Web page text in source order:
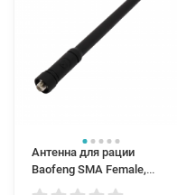
Антенна для рации
Baofeng SMA Female,
400-470 МГц